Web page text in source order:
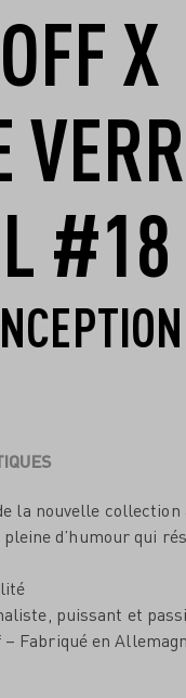
X
#18
la nouvelle collection
d’humour qui
puissant et
Fabriqué en